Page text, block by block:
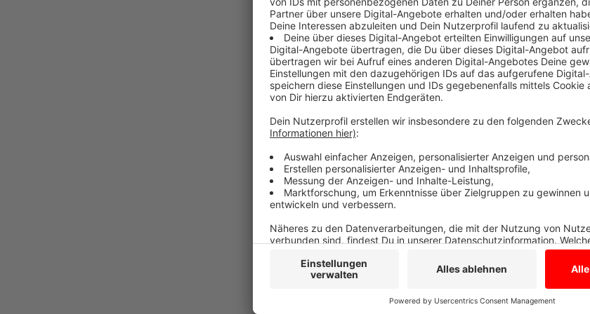
Ermittlungen in dem Fall gehen
Anzeige
Nach Angaben der Polizei wurde der
bedankt sich bei allen, die die Suche nach
Jährige zwischenzeitlich aufgehalten hat
ist nun Gegenstand der Ermittlungen. Denn
gibt einen Sorgerechtsstreit.